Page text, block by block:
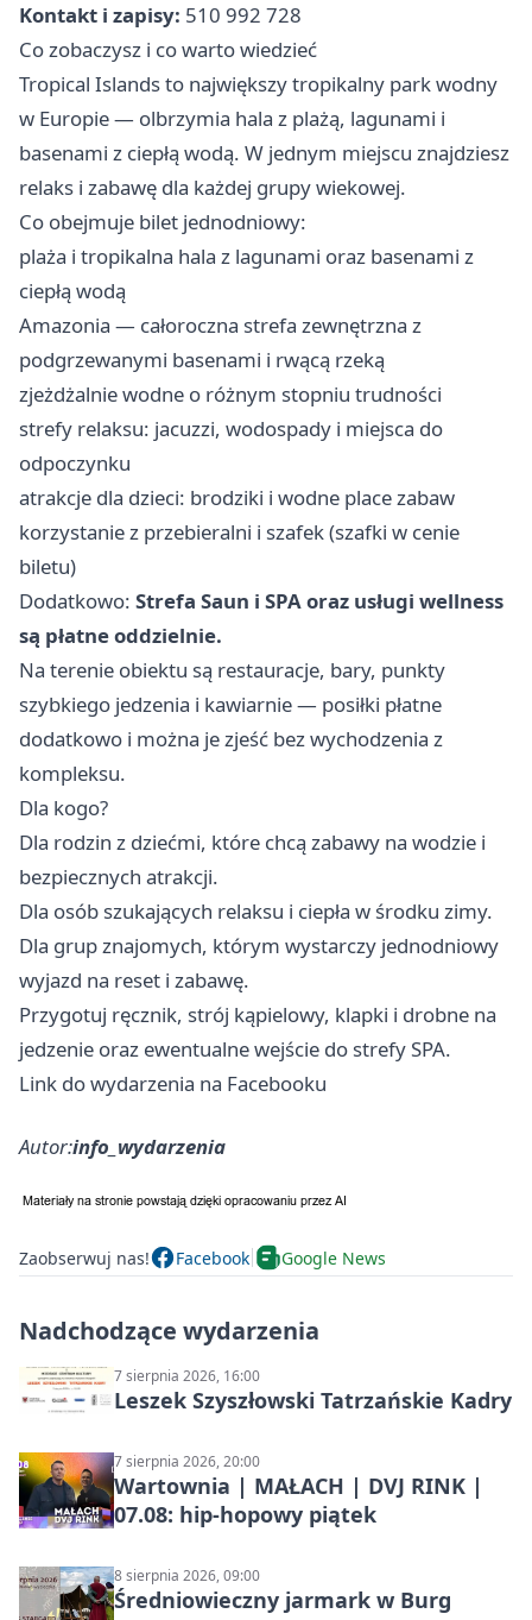
Kontakt i zapisy: 510 992 728
Co zobaczysz i co warto wiedzieć
Tropical Islands to największy tropikalny park wodny
w Europie — olbrzymia hala z plażą, lagunami i
basenami z ciepłą wodą. W jednym miejscu znajdziesz
relaks i zabawę dla każdej grupy wiekowej.
Co obejmuje bilet jednodniowy:
plaża i tropikalna hala z lagunami oraz basenami z
ciepłą wodą
Amazonia — całoroczna strefa zewnętrzna z
podgrzewanymi basenami i rwącą rzeką
zjeżdżalnie wodne o różnym stopniu trudności
strefy relaksu: jacuzzi, wodospady i miejsca do
odpoczynku ‍
atrakcje dla dzieci: brodziki i wodne place zabaw
korzystanie z przebieralni i szafek (szafki w cenie
biletu)
Dodatkowo: Strefa Saun i SPA oraz usługi wellness
są płatne oddzielnie.
Na terenie obiektu są restauracje, bary, punkty
szybkiego jedzenia i kawiarnie — posiłki płatne
dodatkowo i można je zjeść bez wychodzenia z
kompleksu.
Dla kogo?
Dla rodzin z dziećmi, które chcą zabawy na wodzie i
bezpiecznych atrakcji.
Dla osób szukających relaksu i ciepła w środku zimy.
Dla grup znajomych, którym wystarczy jednodniowy
wyjazd na reset i zabawę.
Przygotuj ręcznik, strój kąpielowy, klapki i drobne na
jedzenie oraz ewentualne wejście do strefy SPA.
Link do wydarzenia na Facebooku
Autor:info_wydarzenia
Zaobserwuj nas! Facebook Google News
Nadchodzące wydarzenia
7 sierpnia 2026, 16:00
Leszek Szyszłowski Tatrzańskie Kadry
7 sierpnia 2026, 20:00
Wartownia | MAŁACH | DVJ RINK |
07.08: hip-hopowy piątek
8 sierpnia 2026, 09:00
Średniowieczny jarmark w Burg